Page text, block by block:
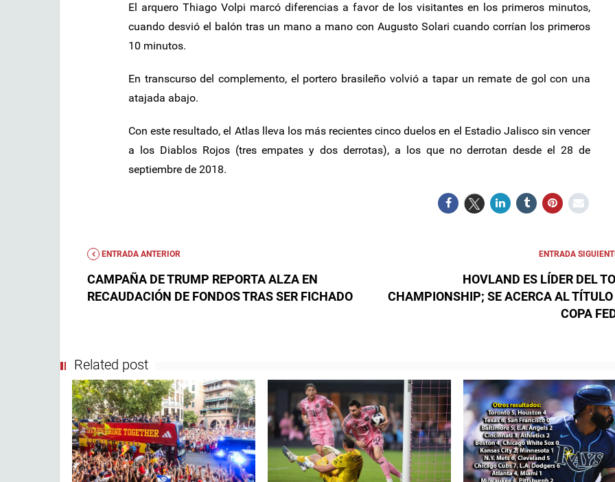
El arquero Thiago Volpi marcó diferencias a favor de los visitantes en los primeros minutos,
cuando desvió el balón tras un mano a mano con Augusto Solari cuando corrían los primeros
10 minutos.
En transcurso del complemento, el portero brasileño volvió a tapar un remate de gol con una
atajada abajo.
Con este resultado, el Atlas lleva los más recientes cinco duelos en el Estadio Jalisco sin vencer
a los Diablos Rojos (tres empates y dos derrotas), a los que no derrotan desde el 28 de
septiembre de 2018.
ENTRADA ANTERIOR
CAMPAÑA DE TRUMP REPORTA ALZA EN
RECAUDACIÓN DE FONDOS TRAS SER FICHADO
ENTRADA
HOVLAND ES LÍDER DEL
CHAMPIONSHIP; SE ACERCA AL TÍTULO
COPA
Related post